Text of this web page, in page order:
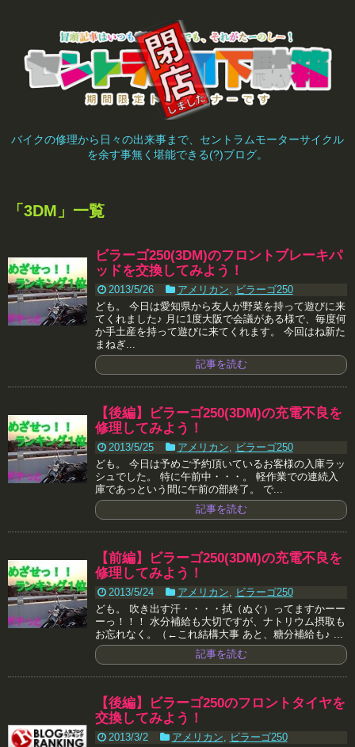
バイクの修理から日々の出来事まで、セントラムモーターサイクル
を余す事無く堪能できる(?)ブログ。
「 3DM 」 一覧
ビラーゴ250(3DM)のフロントブレーキパ
ッドを交換してみよう！
2013/5/26 アメリカン
ビラーゴ250
ども。 今日は愛知県から友人が野菜を持って遊びに来
てくれました♪ 月に1度大阪で会議がある様で、毎度何
か手土産を持って遊びに来てくれます。 今回はね新た
まねぎ...
記事を読む
【後編】ビラーゴ250(3DM)の充電不良を
修理してみよう！
2013/5/25 アメリカン
ビラーゴ250
ども。 今日は予めご予約頂いているお客様の入庫ラッ
シュでした。 特に午前中・・・。 軽作業での連続入
庫であっという間に午前の部終了。 で...
記事を読む
【前編】ビラーゴ250(3DM)の充電不良を
修理してみよう！
2013/5/24 アメリカン
ビラーゴ250
ども。 吹き出す汗・・・・拭（ぬぐ）ってますかーー
ーっ！！！ 水分補給も大切ですが、ナトリウム摂取も
お忘れなく。（←これ結構大事 あと、糖分補給も♪ ...
記事を読む
【後編】ビラーゴ250のフロントタイヤを
交換してみよう！
2013/3/2 アメリカン
ビラーゴ250